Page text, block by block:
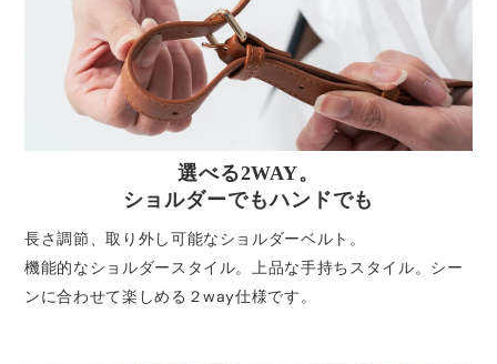
選べる2WAY。
ショルダーでもハンドでも
長さ調節、取り外し可能なショルダーベルト。
機能的なショルダースタイル。上品な手持ちスタイル。シー
ンに合わせて楽しめる２way仕様です。